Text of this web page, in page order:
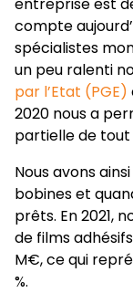
compte
spécialistes
un peu ralenti
par l’Etat (PGE)
2020 nous a
partielle de tout
Nous avons
bobines et
prêts. En 2021,
de films
M€, ce qui
%.